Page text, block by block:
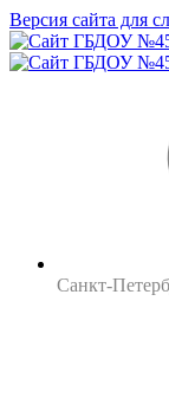
Версия сайта для
Санкт-